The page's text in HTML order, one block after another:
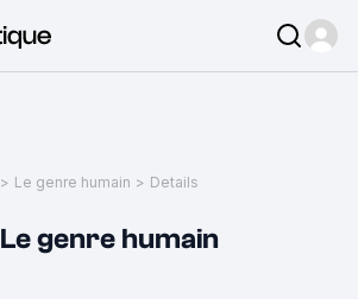
> Le genre humain > Details
Le genre humain